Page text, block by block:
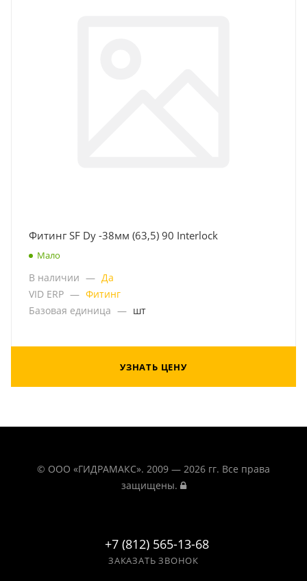
Фитинг SF Dу -38мм (63,5) 90 Interlock
Мало
В наличии — Да
VID ERP — Фитинг
Базовая единица — шт
УЗНАТЬ ЦЕНУ
© ООО «ГИДРАМАКС». 2009 — 2026 гг. Все права
защищены.
+7 (812) 565-13-68
ЗАКАЗАТЬ ЗВОНОК